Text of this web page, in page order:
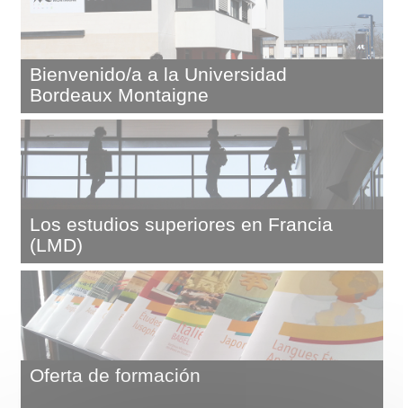
Bienvenido/a a la Universidad
Bordeaux Montaigne
Los estudios superiores en Francia
(LMD)
Oferta de formación